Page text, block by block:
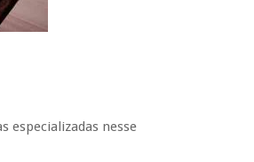
especializadas nesse